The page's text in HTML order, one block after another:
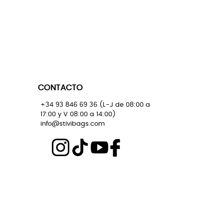
CONTACTO
+34 93 846 69 36 (L-J de 08:00 a
17:00 y V 08:00 a 14:00)
info@stivibags.com